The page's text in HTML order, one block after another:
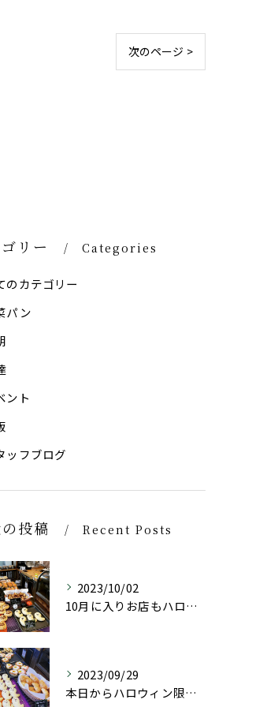
次のページ >
リー Categories
のカテゴリー
パン
ント
ッフブログ
投稿 Recent Posts
2023/10/02
10月に入りお店もハロウィン仕様にしております👻
2023/09/29
本日からハロウィン限定商品としておばけパン(チョコレートクリ...